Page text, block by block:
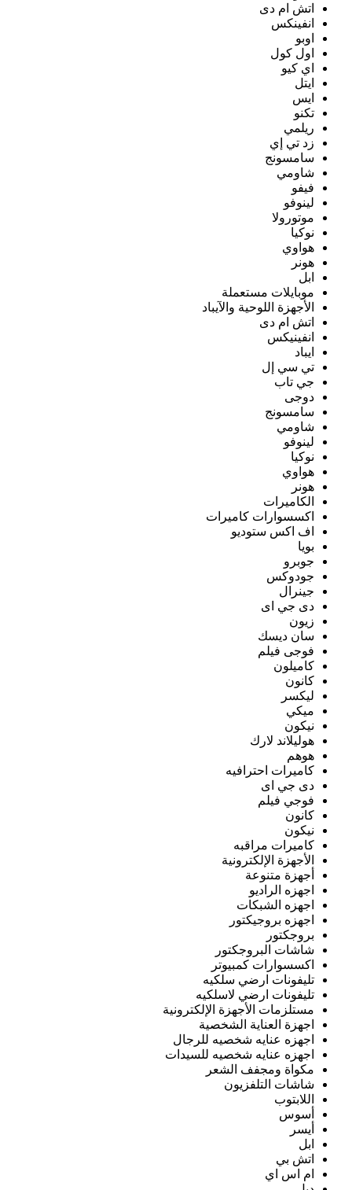
اتش ام دى
انفينكس
اوبو
اول كول
اي كيو
ايتل
ايس
تكنو
ريلمي
زد تي إي
سامسونج
شاومي
فيفو
لينوفو
موتورولا
نوكيا
هواوي
هونر
ابل
موبايلات مستعملة
الأجهزة اللوحية والآيباد
اتش ام دى
انفينيكس
ايباد
تي سي إل
جي تاب
دوجى
سامسونج
شاومي
لينوفو
نوكيا
هواوي
هونر
الكاميرات
اكسسوارات كاميرات
اف اكس ستوديو
بويا
جوبرو
جودوكس
جينرال
دى جي اى
زيون
سان ديسك
فوجى فيلم
كاميلون
كانون
ليكسر
ميكي
نيكون
هوليلاند لارك
هوهم
كاميرات احترافيه
دى جي اى
فوجي فيلم
كانون
نيكون
كاميرات مراقبه
الأجهزة الإلكترونية
أجهزة متنوعة
اجهزه الراديو
اجهزه الشبكات
اجهزه بروجيكتور
بروجكتور
شاشات البروجكتور
اكسسوارات كمبيوتر
تليفونات ارضي سلكيه
تليفونات ارضي لاسلكيه
مستلزمات الأجهزة الإلكترونية
اجهزة العناية الشخصية
اجهزه عنايه شخصيه للرجال
اجهزه عنايه شخصيه للسيدات
مكواة ومجفف الشعر
شاشات التلفزيون
اللابتوب
أسوس
أيسر
ابل
اتش بي
ام اس اي